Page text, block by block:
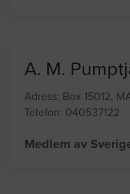
A. M.
Adress: Box 15012,
Telefon: 040537122
Medlem av